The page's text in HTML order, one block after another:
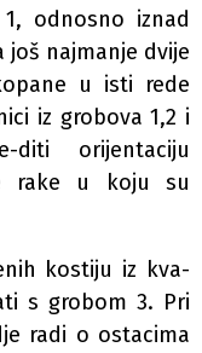
odnosno iznad
još najmanje dvije
u isti rede
iz grobova 1,2 i
orijentaciju
rake u koju su
kostiju iz kva-
s grobom 3. Pri
radi o ostacima